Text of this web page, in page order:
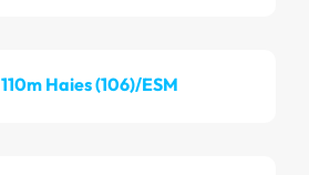
110m Haies (106)/ESM